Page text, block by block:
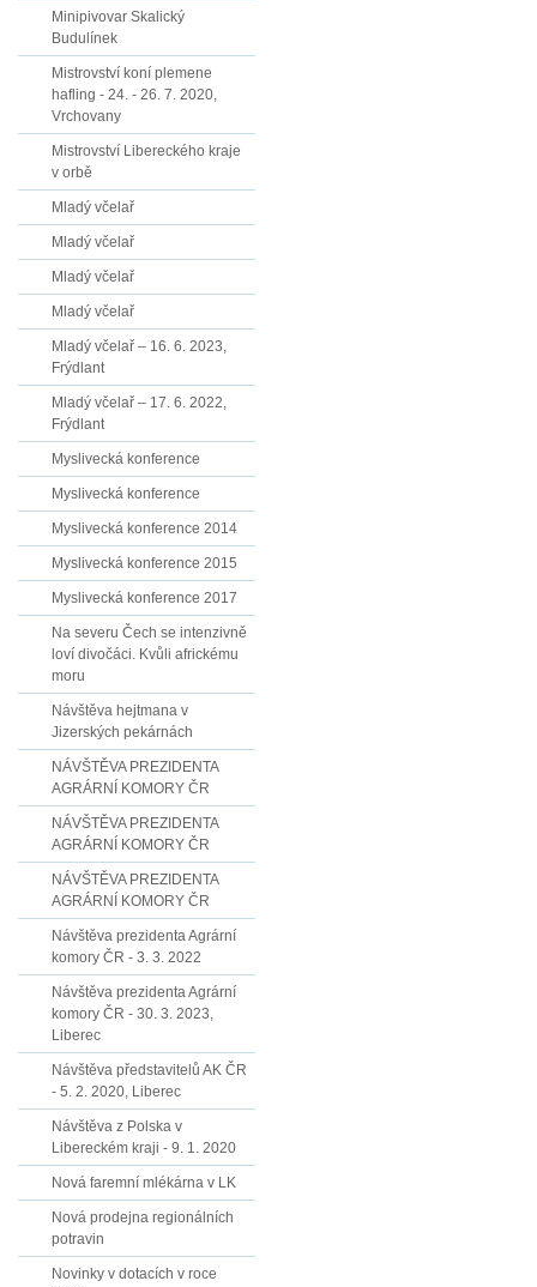
Minipivovar Skalický
Budulínek
Mistrovství koní plemene
hafling - 24. - 26. 7. 2020,
Vrchovany
Mistrovství Libereckého kraje
v orbě
Mladý včelař
Mladý včelař
Mladý včelař
Mladý včelař
Mladý včelař – 16. 6. 2023,
Frýdlant
Mladý včelař – 17. 6. 2022,
Frýdlant
Myslivecká konference
Myslivecká konference
Myslivecká konference 2014
Myslivecká konference 2015
Myslivecká konference 2017
Na severu Čech se intenzivně
loví divočáci. Kvůli africkému
moru
Návštěva hejtmana v
Jizerských pekárnách
NÁVŠTĚVA PREZIDENTA
AGRÁRNÍ KOMORY ČR
NÁVŠTĚVA PREZIDENTA
AGRÁRNÍ KOMORY ČR
NÁVŠTĚVA PREZIDENTA
AGRÁRNÍ KOMORY ČR
Návštěva prezidenta Agrární
komory ČR - 3. 3. 2022
Návštěva prezidenta Agrární
komory ČR - 30. 3. 2023,
Liberec
Návštěva představitelů AK ČR
- 5. 2. 2020, Liberec
Návštěva z Polska v
Libereckém kraji - 9. 1. 2020
Nová faremní mlékárna v LK
Nová prodejna regionálních
potravin
Novinky v dotacích v roce